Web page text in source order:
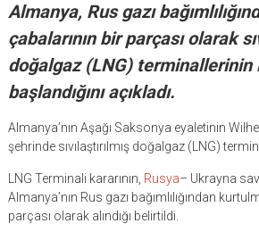
Almanya, Rus gazı
çabalarının bir parçası olarak
doğalgaz (LNG) terminallerinin
başlandığını açıkladı.
Almanya’nın Aşağı Saksonya eyaletinin
şehrinde sıvılaştırılmış doğalgaz (LNG)
LNG Terminali kararının, Rusya– Ukrayna
Almanya’nın Rus gazı bağımlılığından
parçası olarak alındığı belirtildi.